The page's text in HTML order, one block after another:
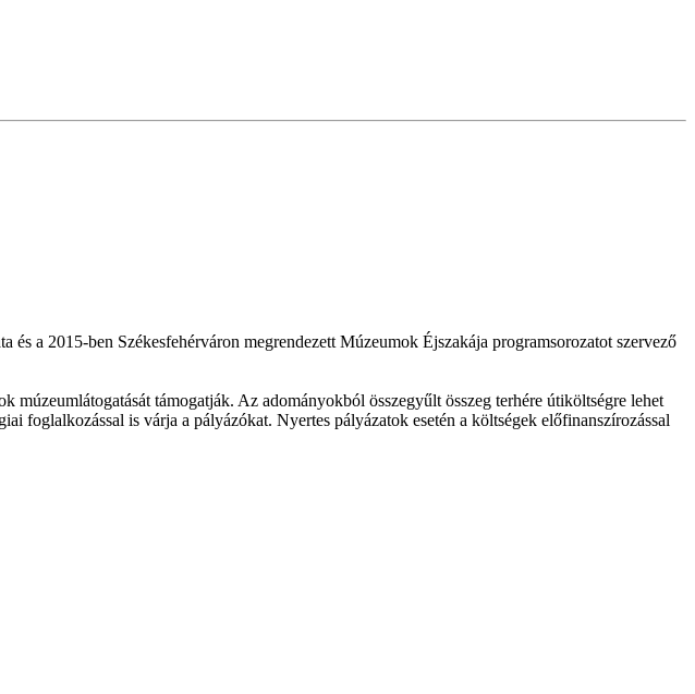
a 2015-ben Székesfehérváron megrendezett Múzeumok Éjszakája programsorozatot szervező
támogatják. Az adományokból összegyűlt összeg terhére útiköltségre lehet
foglalkozással is várja a pályázókat. Nyertes pályázatok esetén a költségek előfinanszírozással